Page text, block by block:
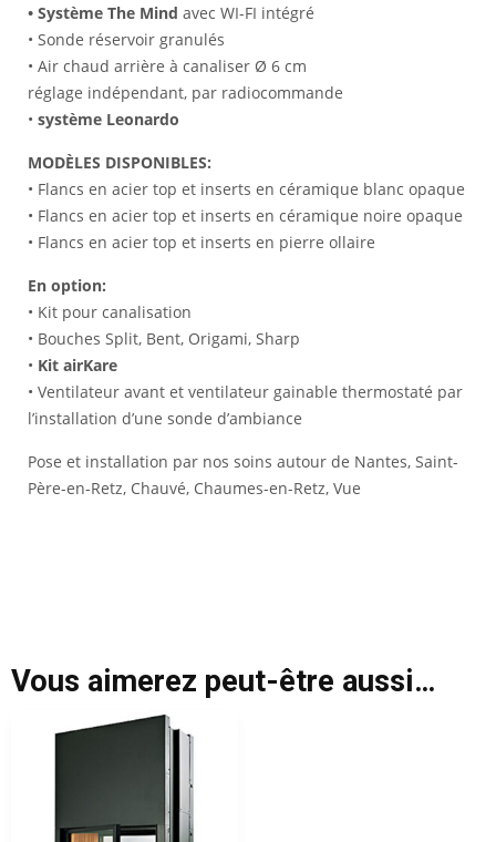
• Système The Mind avec WI-FI intégré
• Sonde réservoir granulés
• Air chaud arrière à canaliser Ø 6 cm
réglage indépendant, par radiocommande
• système Leonardo
MODÈLES DISPONIBLES:
• Flancs en acier top et inserts en céramique blanc opaque
• Flancs en acier top et inserts en céramique noire opaque
• Flancs en acier top et inserts en pierre ollaire
En option:
• Kit pour canalisation
• Bouches Split, Bent, Origami, Sharp
• Kit airKare
• Ventilateur avant et ventilateur gainable thermostaté par
l’installation d’une sonde d’ambiance
Pose et installation par nos soins autour de Nantes, Saint-
Père-en-Retz, Chauvé, Chaumes-en-Retz, Vue
Vous aimerez peut-être aussi…